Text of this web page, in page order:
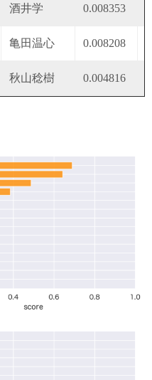
酒井学 0.008353
亀田温心 0.008208
秋山稔樹 0.004816